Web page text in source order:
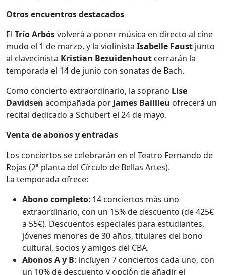
Otros encuentros destacados
El Trío Arbósvolverá a poner música en directo al cine
mudo el 1 de marzo, y la violinista Isabelle Faust junto
al clavecinista Kristian Bezuidenhout cerrarán la
temporada el 14 de junio con sonatas de Bach.
Como concierto extraordinario, la soprano Lise
Davidsen acompañada por James Baillieu ofrecerá un
recital dedicado a Schubert el 24 de mayo.
Venta de abonos y entradas
Los conciertos se celebrarán en el Teatro Fernando de
Rojas (2ª planta del Círculo de Bellas Artes).
La temporada ofrece:
Abono completo: 14 conciertos más uno
extraordinario, con un 15% de descuento (de 425€
a 55€). Descuentos especiales para estudiantes,
jóvenes menores de 30 años, titulares del bono
cultural, socios y amigos del CBA.
Abonos A y B: incluyen 7 conciertos cada uno, con
un 10% de descuento y opción de añadir el